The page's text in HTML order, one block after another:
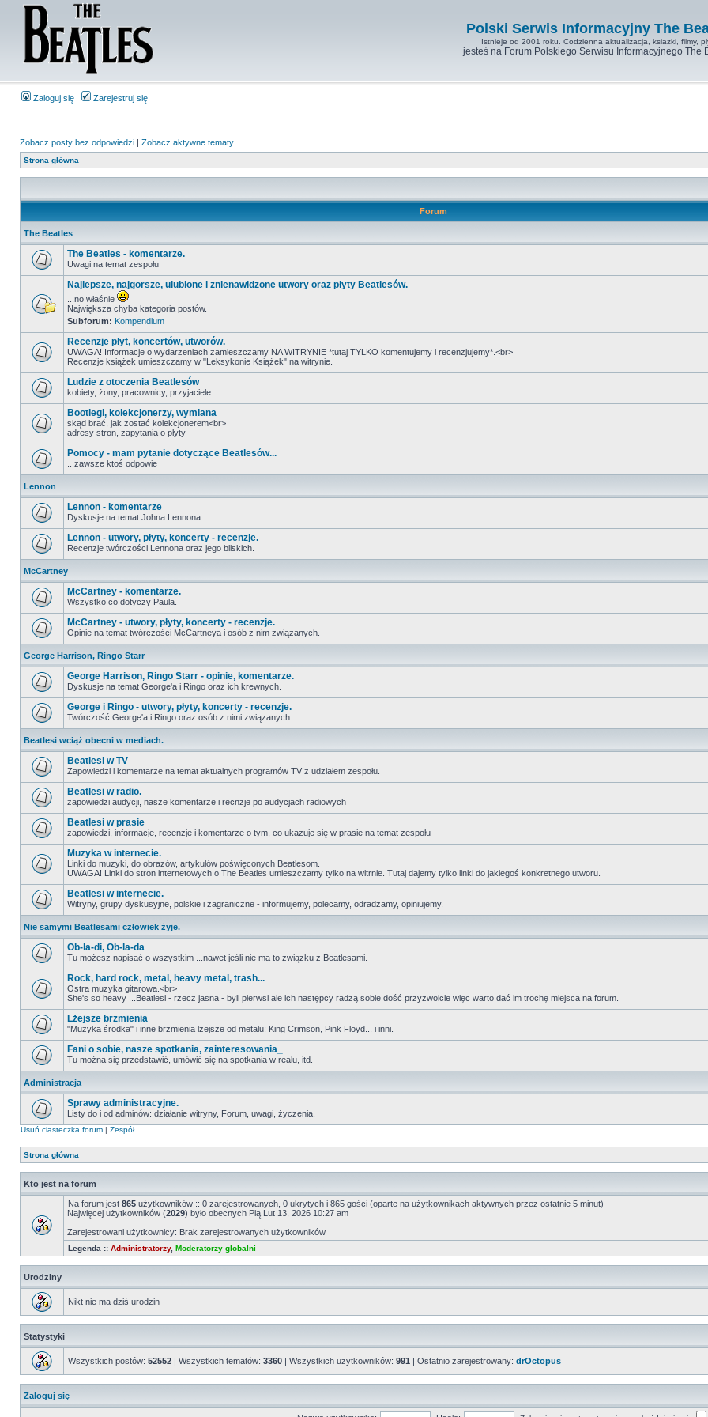
Polski Serwis Informacyjny The
Istnieje od 2001 roku. Codzienna aktualizacja, ksiazki, filmy,
jesteś na Forum Polskiego Serwisu Informacyjnego The
Zaloguj się Zarejestruj się
Zobacz posty bez odpowiedzi | Zobacz aktywne tematy
Strona główna
Forum
The Beatles
The Beatles - komentarze.
Uwagi na temat zespołu
Najlepsze, najgorsze, ulubione i znienawidzone utwory oraz płyty Beatlesów.
...no właśnie
Największa chyba kategoria postów.
Subforum: Kompendium
Recenzje płyt, koncertów, utworów.
UWAGA! Informacje o wydarzeniach zamieszczamy NA WITRYNIE *tutaj TYLKO komentujemy i recenzjujemy*.<br>
Recenzje książek umieszczamy w "Leksykonie Książek" na witrynie.
Ludzie z otoczenia Beatlesów
kobiety, żony, pracownicy, przyjaciele
Bootlegi, kolekcjonerzy, wymiana
skąd brać, jak zostać kolekcjonerem<br>
adresy stron, zapytania o płyty
Pomocy - mam pytanie dotyczące Beatlesów...
...zawsze ktoś odpowie
Lennon
Lennon - komentarze
Dyskusje na temat Johna Lennona
Lennon - utwory, płyty, koncerty - recenzje.
Recenzje twórczości Lennona oraz jego bliskich.
McCartney
McCartney - komentarze.
Wszystko co dotyczy Paula.
McCartney - utwory, płyty, koncerty - recenzje.
Opinie na temat twórczości McCartneya i osób z nim związanych.
George Harrison, Ringo Starr
George Harrison, Ringo Starr - opinie, komentarze.
Dyskusje na temat George'a i Ringo oraz ich krewnych.
George i Ringo - utwory, płyty, koncerty - recenzje.
Twórczość George'a i Ringo oraz osób z nimi związanych.
Beatlesi wciąż obecni w mediach.
Beatlesi w TV
Zapowiedzi i komentarze na temat aktualnych programów TV z udziałem zespołu.
Beatlesi w radio.
zapowiedzi audycji, nasze komentarze i recnzje po audycjach radiowych
Beatlesi w prasie
zapowiedzi, informacje, recenzje i komentarze o tym, co ukazuje się w prasie na temat zespołu
Muzyka w internecie.
Linki do muzyki, do obrazów, artykułów poświęconych Beatlesom.
UWAGA! Linki do stron internetowych o The Beatles umieszczamy tylko na witrnie. Tutaj dajemy tylko linki do jakiegoś konkretnego utworu.
Beatlesi w internecie.
Witryny, grupy dyskusyjne, polskie i zagraniczne - informujemy, polecamy, odradzamy, opiniujemy.
Nie samymi Beatlesami człowiek żyje.
Ob-la-di, Ob-la-da
Tu możesz napisać o wszystkim ...nawet jeśli nie ma to związku z Beatlesami.
Rock, hard rock, metal, heavy metal, trash...
Ostra muzyka gitarowa.<br>
She's so heavy ...Beatlesi - rzecz jasna - byli pierwsi ale ich następcy radzą sobie dość przyzwoicie więc warto dać im trochę miejsca na forum.
Lżejsze brzmienia
"Muzyka środka" i inne brzmienia lżejsze od metalu: King Crimson, Pink Floyd... i inni.
Fani o sobie, nasze spotkania, zainteresowania_
Tu można się przedstawić, umówić się na spotkania w realu, itd.
Administracja
Sprawy administracyjne.
Listy do i od adminów: działanie witryny, Forum, uwagi, życzenia.
Usuń ciasteczka forum | Zespół
Strona główna
Kto jest na forum
Na forum jest 865 użytkowników :: 0 zarejestrowanych, 0 ukrytych i 865 gości (oparte na użytkownikach aktywnych przez ostatnie 5 minut)
Najwięcej użytkowników (2029) było obecnych Pią Lut 13, 2026 10:27 am
Zarejestrowani użytkownicy: Brak zarejestrowanych użytkowników
Legenda :: Administratorzy, Moderatorzy globalni
Urodziny
Nikt nie ma dziś urodzin
Statystyki
Wszystkich postów: 52552 | Wszystkich tematów: 3360 | Wszystkich użytkowników: 991 | Ostatnio zarejestrowany: drOctopus
Zaloguj się